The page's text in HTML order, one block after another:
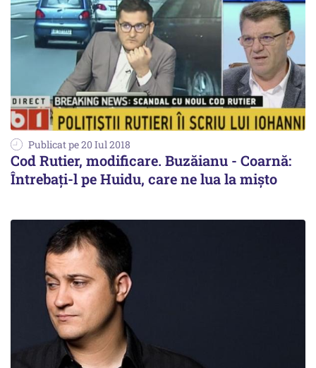
Publicat pe 20 Iul 2018
Cod Rutier, modificare. Buzăianu - Coarnă:
Întrebați-l pe Huidu, care ne lua la mișto